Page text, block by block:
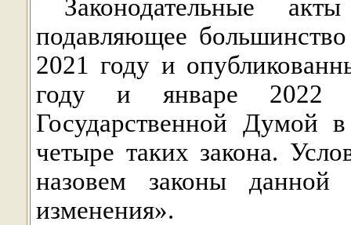
Законодательные
подавляющее
2021 году и
году и январе 2022
Государственной Думой
четыре таких закона.
назовем законы данной
изменения».